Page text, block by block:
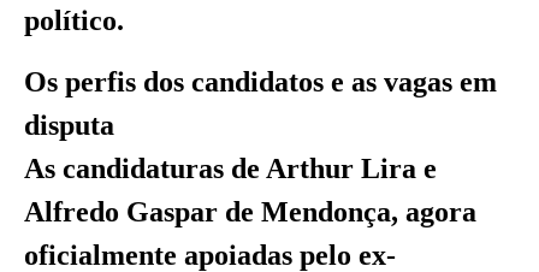
político.
Os perfis dos candidatos e as vagas em
disputa
As candidaturas de Arthur Lira e
Alfredo Gaspar de Mendonça, agora
oficialmente apoiadas pelo ex-